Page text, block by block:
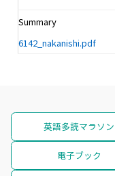
Summary
6142_nakanishi.pdf
英語多読マラソン
電子ブック